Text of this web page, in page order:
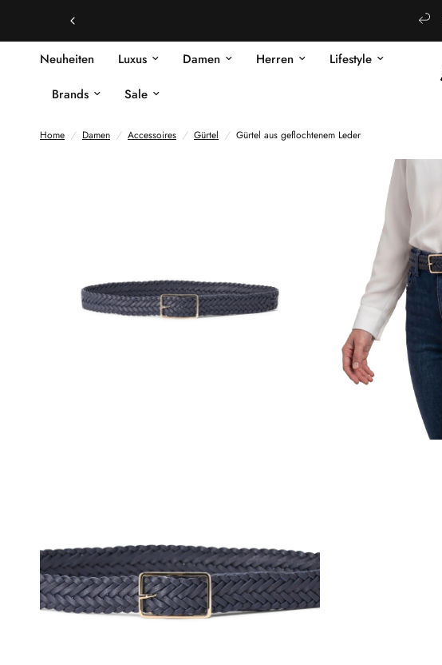
Neuheiten Luxus Damen Herren
Lifestyle
Brands
Sale
Home / Damen / Accessoires / Gürtel / Gürtel aus geflochtenem Leder